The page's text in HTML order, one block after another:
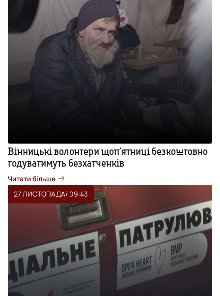
Вінницькі волонтери щоп’ятниці безкоштовно
годуватимуть безхатченків
Читати більше
27 ЛИСТОПАДА/ 09:43